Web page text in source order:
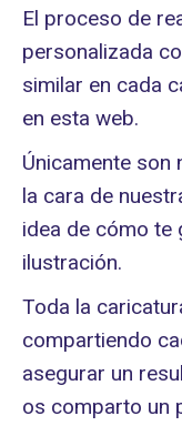
El proceso de
personalizada
similar en cada
en esta web.
Únicamente
la cara de
idea de cómo te
ilustración.
Toda la
compartiendo
asegurar un
os comparto un